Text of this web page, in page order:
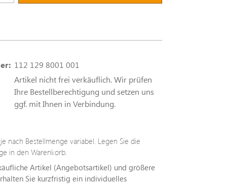
112 129 8001 001
Artikel nicht frei verkäuflich. Wir prüfen
Ihre Bestellberechtigung und setzen uns
ggf. mit Ihnen in Verbindung.
nach Bestellmenge variabel. Legen Sie die
in den Warenkorb.
Artikel (Angebotsartikel) und größere
Sie kurzfristig ein individuelles